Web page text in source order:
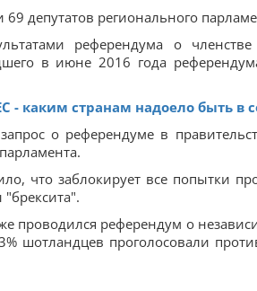
депутатов регионального
референдума о
в июне 2016 года
- каким странам надоело быть в
о референдуме в
что заблокирует все попытки
проводился референдум о
шотландцев проголосовали